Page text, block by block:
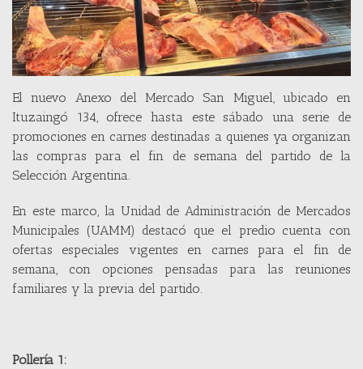
El nuevo Anexo del Mercado San Miguel, ubicado en
Ituzaingó 134, ofrece hasta este sábado una serie de
promociones en carnes destinadas a quienes ya organizan
las compras para el fin de semana del partido de la
Selección Argentina.
En este marco, la Unidad de Administración de Mercados
Municipales (UAMM) destacó que el predio cuenta con
ofertas especiales vigentes en carnes para el fin de
semana, con opciones pensadas para las reuniones
familiares y la previa del partido.
Pollería 1: